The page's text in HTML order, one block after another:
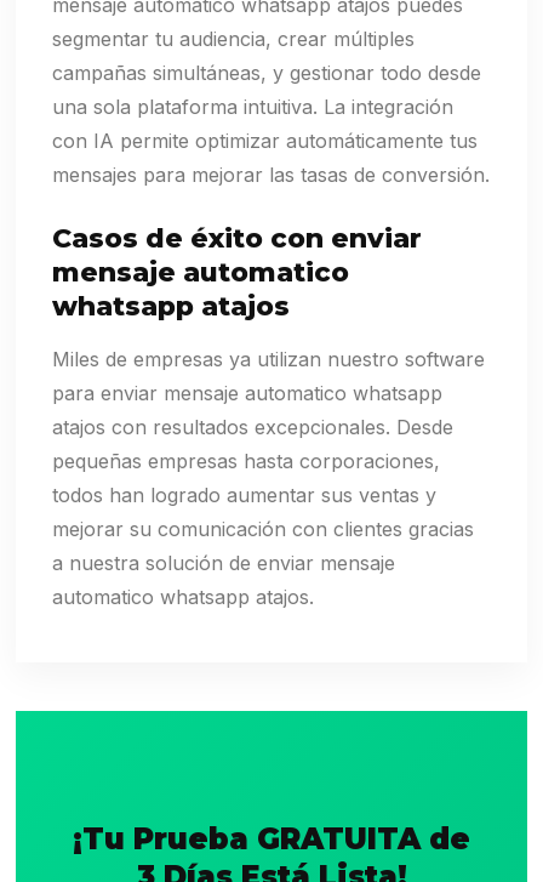
mensaje automatico whatsapp atajos puedes
segmentar tu audiencia, crear múltiples
campañas simultáneas, y gestionar todo desde
una sola plataforma intuitiva. La integración
con IA permite optimizar automáticamente tus
mensajes para mejorar las tasas de conversión.
Casos de éxito con enviar
mensaje automatico
whatsapp atajos
Miles de empresas ya utilizan nuestro software
para enviar mensaje automatico whatsapp
atajos con resultados excepcionales. Desde
pequeñas empresas hasta corporaciones,
todos han logrado aumentar sus ventas y
mejorar su comunicación con clientes gracias
a nuestra solución de enviar mensaje
automatico whatsapp atajos.
¡Tu Prueba GRATUITA de